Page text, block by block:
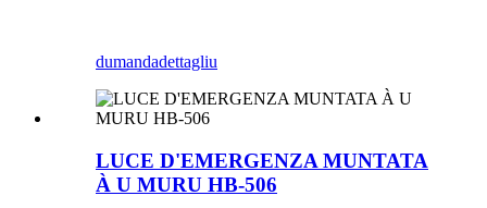
dumandadettagliu
LUCE D'EMERGENZA MUNTATA
À U MURU HB-506